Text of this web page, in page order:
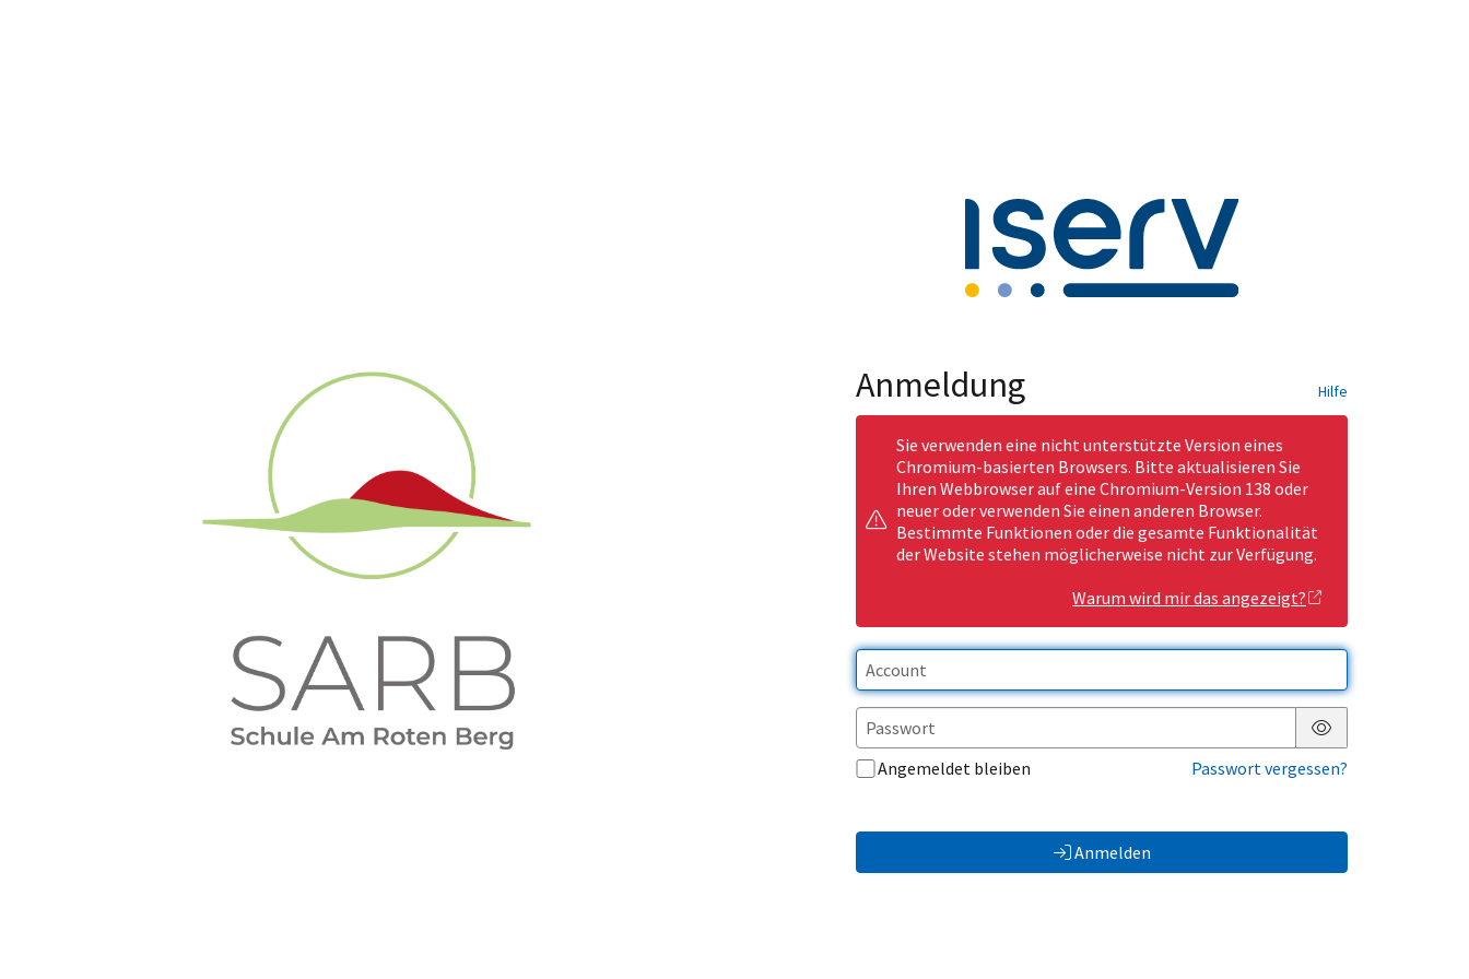
Anmeldung Hilfe
Sie verwenden eine nicht unterstützte Version eines
Chromium-basierten Browsers. Bitte aktualisieren Sie
Ihren Webbrowser auf eine Chromium-Version 138 oder
neuer oder verwenden Sie einen anderen Browser.
Bestimmte Funktionen oder die gesamte Funktionalität
der Website stehen möglicherweise nicht zur Verfügung.
Warum wird mir das angezeigt?
Passwort anzeigen
Angemeldet bleiben
Passwort vergessen?
Anmelden